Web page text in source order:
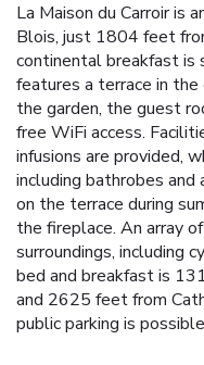
La Maison du Carroir is
Blois, just 1804 feet
continental breakfast is
features a terrace in
the garden, the guest
free WiFi access.
infusions are provided,
including bathrobes and
on the terrace during
the fireplace. An array
surroundings, including
bed and breakfast is
and 2625 feet from
public parking is